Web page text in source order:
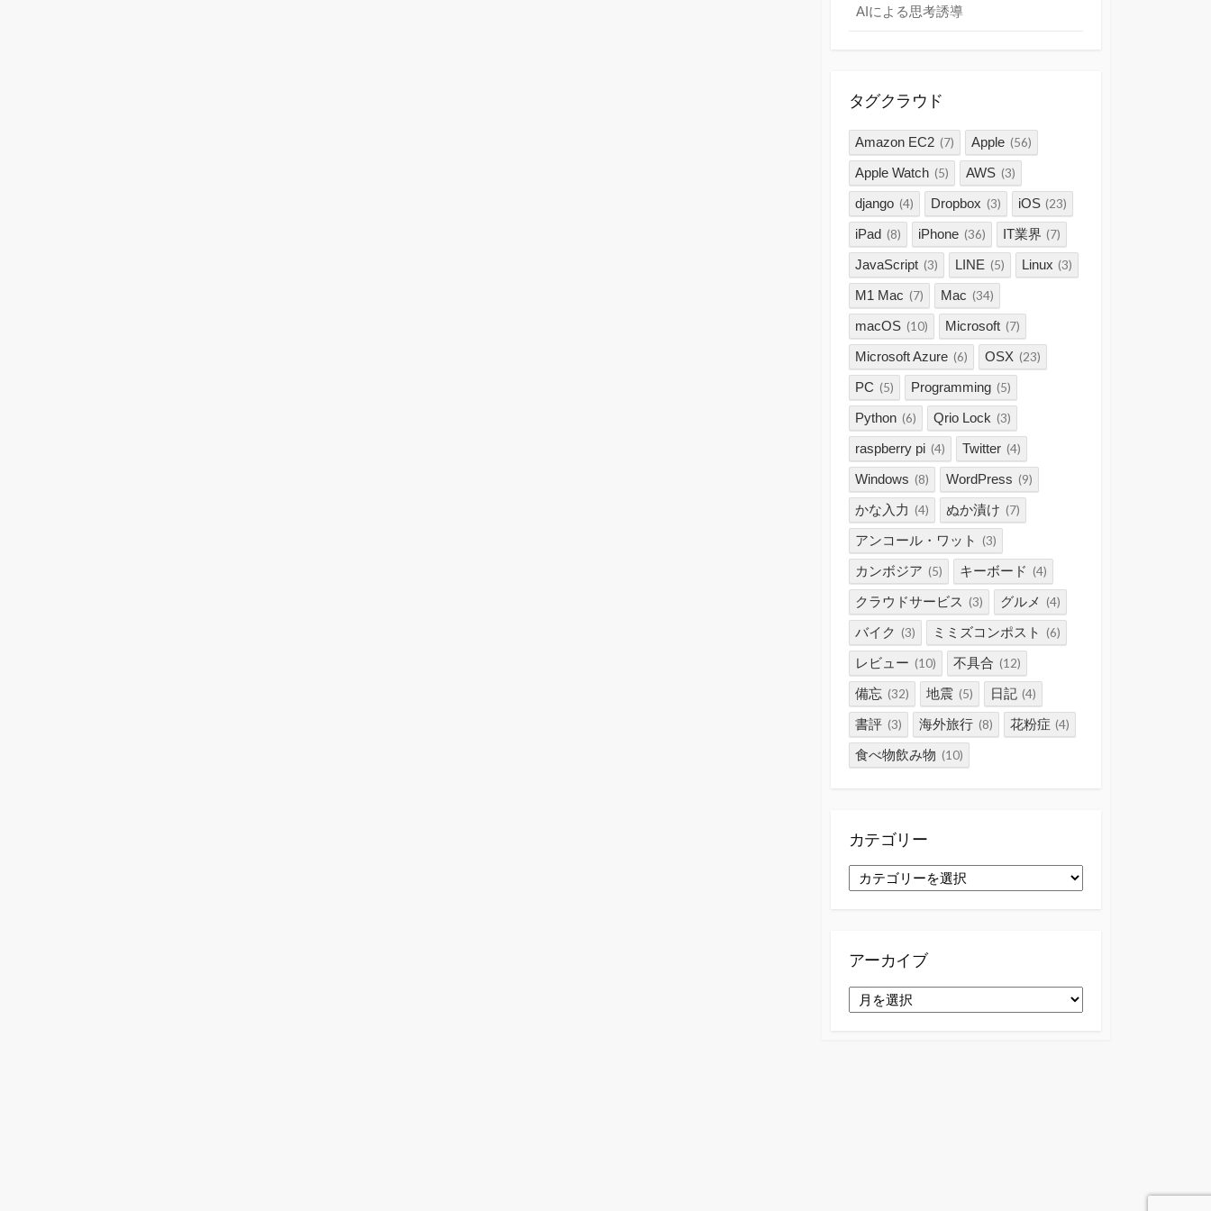
AIによる思考誘導
タグクラウド
Amazon EC2 (7) Apple (56)
Apple Watch (5) AWS (3)
django (4) Dropbox (3) iOS (23)
iPad (8) iPhone (36) IT業界 (7)
JavaScript (3) LINE (5) Linux (3)
M1 Mac (7) Mac (34)
macOS (10) Microsoft (7)
Microsoft Azure (6) OSX (23)
PC (5) Programming (5)
Python (6) Qrio Lock (3)
raspberry pi (4) Twitter (4)
Windows (8) WordPress (9)
かな入力 (4) ぬか漬け (7)
アンコール・ワット (3)
カンボジア (5) キーボード (4)
クラウドサービス (3) グルメ (4)
バイク (3) ミミズコンポスト (6)
レビュー (10) 不具合 (12)
備忘 (32) 地震 (5) 日記 (4)
書評 (3) 海外旅行 (8) 花粉症 (4)
食べ物飲み物 (10)
カテゴリー
カ
テ
アーカイブ
ー